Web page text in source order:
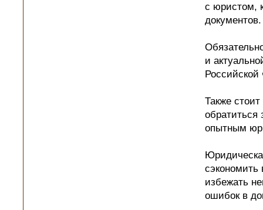
с юристом,
документов.
и
Также
опытным
сэкономить
избежать
ошибок в